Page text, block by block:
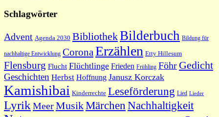
Schlagwörter
Advent Agenda 2030 BibliothekBilderbuch Bildung für
nachhaltige Entwicklung CoronaErzählen Etty Hillesum
Flensburg Flucht Flüchtlinge Frieden Frühling Föhr Gedicht
Geschichten Herbst Hoffnung Janusz Korczak
Kamishibai Kinderrechte Leseförderung Lied Lieder
LyrikMeerMusikMärchen Nachhaltigkeit